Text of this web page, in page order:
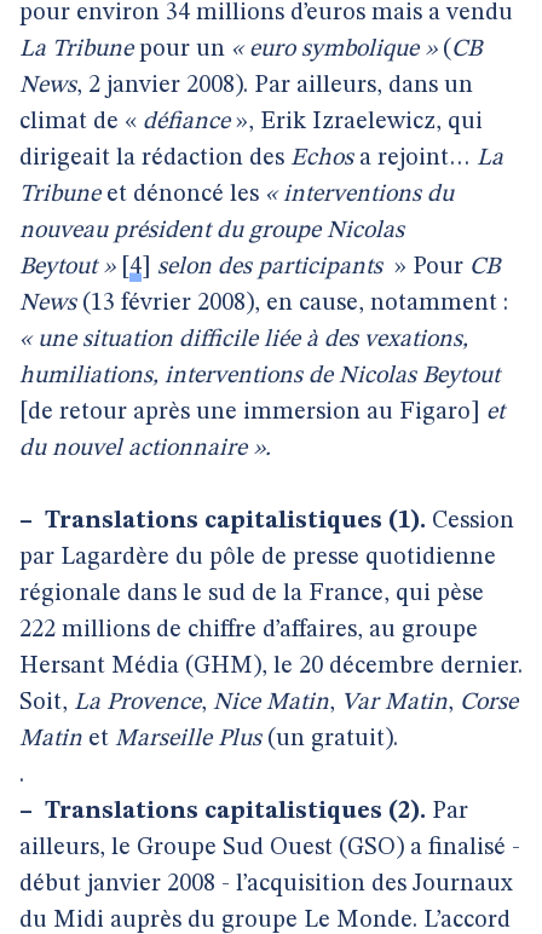
pour environ 34 millions d’euros mais a vendu
La Tribune pour un « euro symbolique »( CB
News, 2 janvier 2008). Par ailleurs, dans un
climat de « défiance», Erik Izraelewicz, qui
dirigeait la rédaction des Echosa rejoint… La
Tribuneet dénoncé les « interventions du
nouveau président du groupe Nicolas
Beytout »[ 4 selon des participants » Pour CB
News(13 février 2008), en cause, notamment :
« une situation difficile liée à des vexations,
humiliations, interventions de Nicolas Beytout
[de retour après une immersion au Figaro]
et
du nouvel actionnaire ».
– Translations capitalistiques (1). Cession
par Lagardère du pôle de presse quotidienne
régionale dans le sud de la France, qui pèse
222 millions de chiffre d’affaires, au groupe
Hersant Média (GHM), le 20 décembre dernier.
Soit, La Provence, Nice Matin, Var Matin, Corse
Matin et Marseille Plus(un gratuit).
.
– Translations capitalistiques (2). Par
ailleurs, le Groupe Sud Ouest (GSO) a finalisé -
début janvier 2008 - l’acquisition des Journaux
du Midi auprès du groupe Le Monde. L’accord